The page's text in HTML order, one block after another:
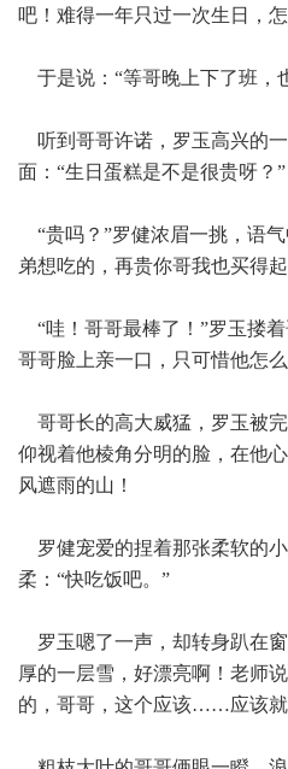
吧！难得一年只过一次生日，
于是说：“等哥晚上下了班，
听到哥哥许诺，罗玉高兴的
面：“生日蛋糕是不是很贵呀？”
“贵吗？”罗健浓眉一挑，语
弟想吃的，再贵你哥我也买得
“哇！哥哥最棒了！”罗玉搂
哥哥脸上亲一口，只可惜他怎
哥哥长的高大威猛，罗玉被
仰视着他棱角分明的脸，在他
风遮雨的山！
罗健宠爱的捏着那张柔软的
柔：“快吃饭吧。”
罗玉嗯了一声，却转身趴在
厚的一层雪，好漂亮啊！老师
的，哥哥，这个应该……应该